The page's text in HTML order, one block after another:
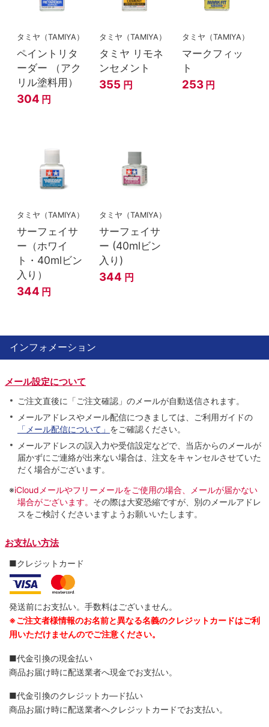
タミヤ（TAMIYA）
ペイントリタ
ーダー （アク
リル塗料用）
304 円
タミヤ（TAMIYA）
タミヤ リモネ
ンセメント
355 円
タミヤ（TAMIYA）
マークフィッ
ト
253 円
タミヤ（TAMIYA）
サーフェイサ
ー（ホワイ
ト・40mlビン
入り）
344 円
タミヤ（TAMIYA）
サーフェイサ
ー (40mlビン
入り)
344 円
インフォメーション
メール設定について
ご注文直後に「ご注文確認」のメールが自動送信されます。
メールアドレスやメール配信につきましては、ご利用ガイドの
「メール配信について」 をご確認ください。
メールアドレスの誤入力や受信設定などで、当店からのメールが
届かずにご連絡が出来ない場合は、注文をキャンセルさせていた
だく場合がございます。
※iCloudメールやフリーメールをご使用の場合、メールが届かない
場合がございます。 その際は大変恐縮ですが、別のメールアドレ
スをご検討くださいますようお願いいたします。
お支払い方法
■クレジットカード
発送前にお支払い。手数料はございません。
※ご注文者様情報のお名前と異なる名義のクレジットカードはご利
用いただけませんのでご注意ください。
■代金引換の現金払い
商品お届け時に配送業者へ現金でお支払い。
■代金引換のクレジットカ―ド払い
商品お届け時に配送業者へクレジットカードでお支払い。